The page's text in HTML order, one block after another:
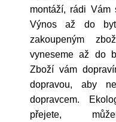
montáží, rádi Vám
Výnos až do
zakoupeným
vyneseme až do
Zboží vám
dopravou, aby
dopravcem.
přejete,